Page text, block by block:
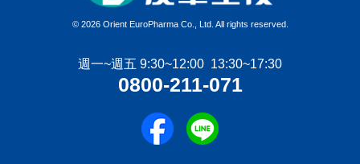
© 2026 Orient EuroPharma Co., Ltd. All rights reserved.
週一~週五 9:30~12:00 13:30~17:30
0800-211-071